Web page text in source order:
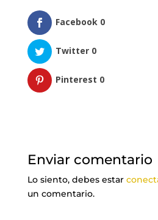
Facebook 0
Twitter 0
Pinterest 0
Enviar comentario
Lo siento, debes estar
un comentario.